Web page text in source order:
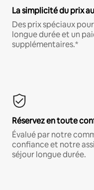
La simplicité du prix
Des prix spéciaux
longue durée et un
supplémentaires.*
Réservez en toute
Évalué par notre
confiance et notre
séjour longue durée.